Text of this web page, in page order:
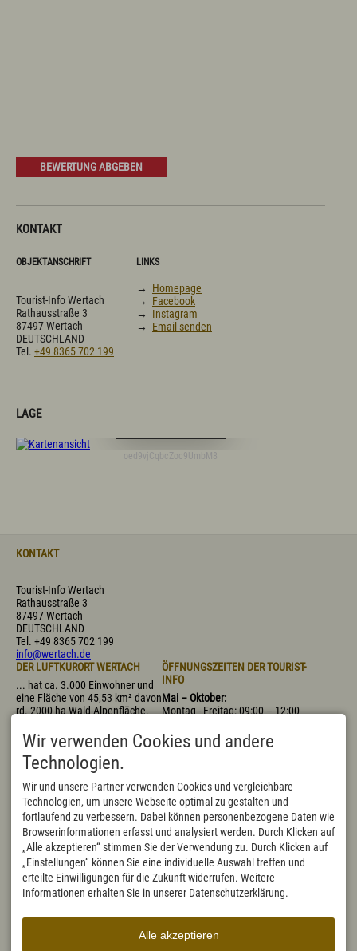
BEWERTUNG ABGEBEN
KONTAKT
OBJEKTANSCHRIFT
Tourist-Info Wertach
Rathausstraße 3
87497 Wertach
DEUTSCHLAND
Tel. +49 8365 702 199
LINKS
→ Homepage
→ Facebook
→ Instagram
→ Email senden
LAGE
oed9vjCqbcZoc9UmbM8
KONTAKT
Tourist-Info Wertach
Rathausstraße 3
87497 Wertach
DEUTSCHLAND
Tel. +49 8365 702 199
info@wertach.de
DER LUFTKURORT WERTACH
... hat ca. 3.000 Einwohner und
eine Fläche von 45,53 km² davon
rd. 2000 ha Wald-Alpenfläche.
"Wertacher Hörnle") über dem
Meeresspiegel ist Wertach der
höchstgelegene Marktflecken
ÖFFNUNGSZEITEN DER TOURIST-
INFO
Mai – Oktober:
Montag - Freitag: 09:00 – 12:00
Samstag: 09:00 – 11:30 Uhr
09:00 – 12:00 Uhr, 14:00 – 16:00
Uhr
Freitag: 09:00 – 12:00 Uhr,
nachmittags geschlossen
Samstag geschlossen, bis auf
die bayerischen Schulferien
- Heiligabend geschlossen
- Silvester 09:00 - 11:30 Uhr
- Faschingsdienstag 09:00 -
12:00 Uhr, nachmittags
geschlossen
Wir verwenden Cookies und andere
Technologien.
Wir und unsere Partner verwenden Cookies und vergleichbare
Technologien, um unsere Webseite optimal zu gestalten und
fortlaufend zu verbessern. Dabei können personenbezogene Daten wie
Browserinformationen erfasst und analysiert werden. Durch Klicken auf
„Alle akzeptieren“ stimmen Sie der Verwendung zu. Durch Klicken auf
„Einstellungen“ können Sie eine individuelle Auswahl treffen und
erteilte Einwilligungen für die Zukunft widerrufen. Weitere
Informationen erhalten Sie in unserer Datenschutzerklärung.
Alle akzeptieren